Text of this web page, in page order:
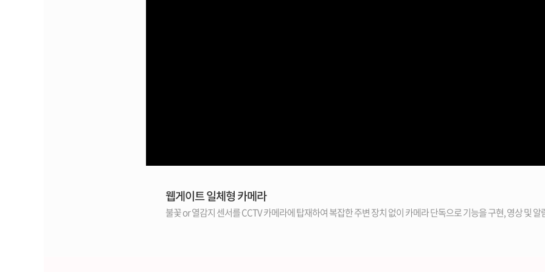
웹게이트 일체형 카메라
불꽃 or 열감지 센서를 CCTV 카메라에 탑재하여 복잡한 주변 장치 없이 카메라 단독으로 기능을 구현, 영상 및 알